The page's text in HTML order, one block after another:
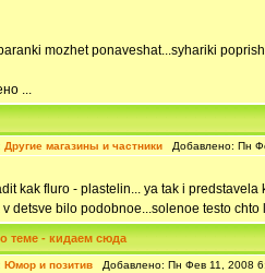
mozhet ponaveshat...syhariki
...
Другие магазины и частники Добавлено: Пн
kak fluro - plastelin... ya tak i
v detsve bilo podobnoe...solenoe testo
теме - кидаем сюда
Юмор и позитив Добавлено: Пн Фев 11, 2008